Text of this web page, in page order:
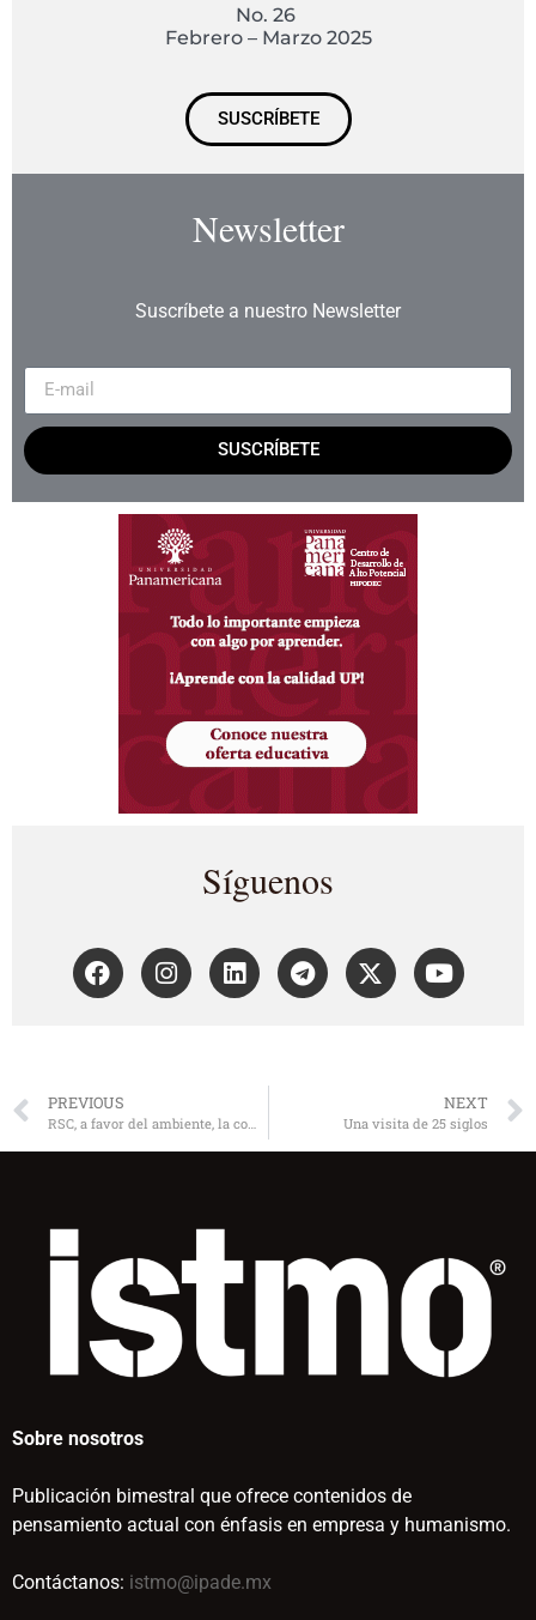
No. 26
Febrero – Marzo 2025
SUSCRÍBETE
Newsletter
Suscríbete a nuestro Newsletter
SUSCRÍBETE
Síguenos
PREVIOUS
RSC, a favor del ambiente, la comunidad y el personal
NEXT
Una visita de 25 siglos
Sobre nosotros
Publicación bimestral que ofrece contenidos de
pensamiento actual con énfasis en empresa y humanismo.
Contáctanos: istmo@ipade.mx